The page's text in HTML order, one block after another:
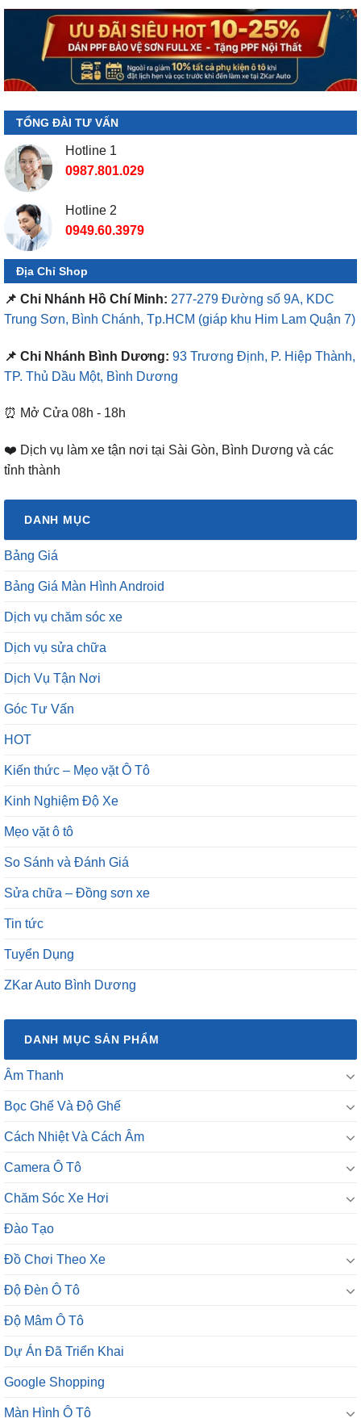
TỔNG ĐÀI TƯ VẤN
Hotline 1
0987.801.029
Hotline 2
0949.60.3979
Địa Chỉ Shop
📌 Chi Nhánh Hồ Chí Minh: 277-279 Đường số 9A, KDC
Trung Sơn, Bình Chánh, Tp.HCM (giáp khu Him Lam Quận 7)
📌 Chi Nhánh Bình Dương: 93 Trương Định, P. Hiệp Thành,
TP. Thủ Dầu Một, Bình Dương
⏰ Mở Cửa 08h - 18h
❤️ Dịch vụ làm xe tận nơi tại Sài Gòn, Bình Dương và các
tỉnh thành
DANH MỤC
Bảng Giá
Bảng Giá Màn Hình Android
Dịch vụ chăm sóc xe
Dịch vụ sửa chữa
Dịch Vụ Tận Nơi
Góc Tư Vấn
HOT
Kiến thức – Mẹo vặt Ô Tô
Kinh Nghiệm Độ Xe
Mẹo vặt ô tô
So Sánh và Đánh Giá
Sửa chữa – Đồng sơn xe
Tin tức
Tuyển Dụng
ZKar Auto Bình Dương
DANH MỤC SẢN PHẨM
Âm Thanh
Bọc Ghế Và Độ Ghế
Cách Nhiệt Và Cách Âm
Camera Ô Tô
Chăm Sóc Xe Hơi
Đào Tạo
Đồ Chơi Theo Xe
Độ Đèn Ô Tô
Độ Mâm Ô Tô
Dự Án Đã Triển Khai
Google Shopping
Màn Hình Ô Tô